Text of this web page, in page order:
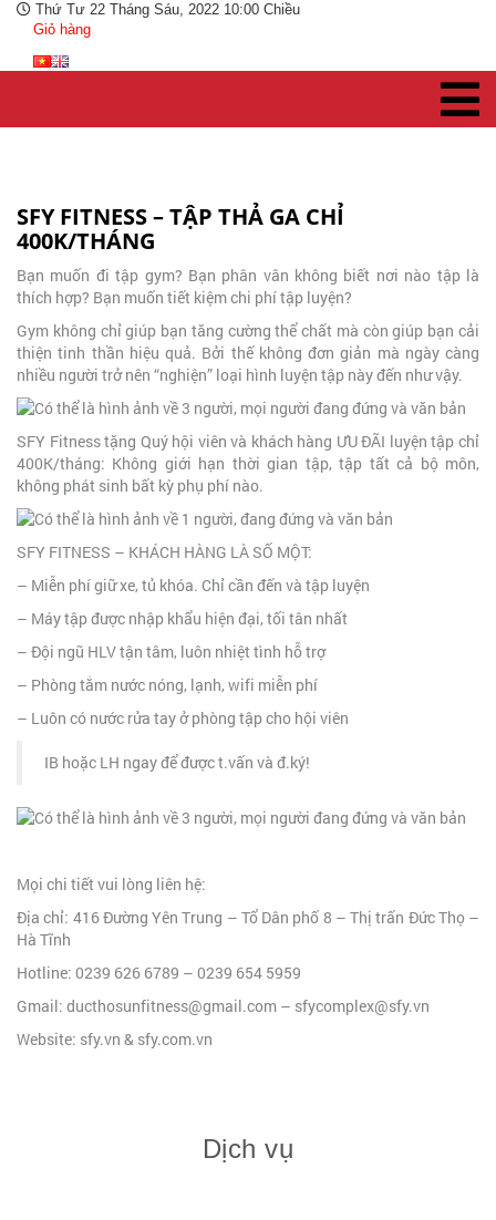
Thứ Tư 22 Tháng Sáu, 2022 10:00 Chiều
Giỏ hàng
SFY FITNESS – TẬP THẢ GA CHỈ
400K/THÁNG
Bạn muốn đi tập gym? Bạn phân vân không biết nơi nào tập là
thích hợp? Bạn muốn tiết kiệm chi phí tập luyện?
Gym không chỉ giúp bạn tăng cường thể chất mà còn giúp bạn cải
thiện tinh thần hiệu quả. Bởi thế không đơn giản mà ngày càng
nhiều người trở nên “nghiện” loại hình luyện tập này đến như vậy.
SFY Fitness tặng Quý hội viên và khách hàng ƯU ĐÃI luyện tập chỉ
400K/tháng: Không giới hạn thời gian tập, tập tất cả bộ môn,
không phát sinh bất kỳ phụ phí nào.
SFY FITNESS – KHÁCH HÀNG LÀ SỐ MỘT:
– Miễn phí giữ xe, tủ khóa. Chỉ cần đến và tập luyện
– Máy tập được nhập khẩu hiện đại, tối tân nhất
– Đội ngũ HLV tận tâm, luôn nhiệt tình hỗ trợ
– Phòng tắm nước nóng, lạnh, wifi miễn phí
– Luôn có nước rửa tay ở phòng tập cho hội viên
IB hoặc LH ngay để được t.vấn và đ.ký!
Mọi chi tiết vui lòng liên hệ:
Địa chỉ: 416 Đường Yên Trung – Tổ Dân phố 8 – Thị trấn Đức Thọ –
Hà Tĩnh
Hotline: 0239 626 6789 – 0239 654 5959
Gmail: ducthosunfitness@gmail.com – sfycomplex@sfy.vn
Website: sfy.vn & sfy.com.vn
Dịch vụ